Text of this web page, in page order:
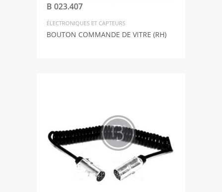
B 023.407
ÉLECTRONIQUES ET CAPTEURS
BOUTON COMMANDE DE VITRE (RH)